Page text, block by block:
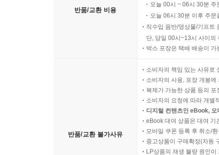
반품/교환 비용
오늘 00시 ~ 06시 30분
오늘 06시 30분 이후 주
직수입 음반/영상물/기프트
단, 당일 00시~13시 사이의
박스 포장은 택배 배송이
반품/교환 불가사유
소비자의 책임 있는 사유로
소비자의 사용, 포장 개봉
복제가 가능한 상품 등의
소비자의 요청에 따라 개별
디지털 컨텐츠인 eBook,
eBook 대여 상품은 대여 기
모바일 쿠폰 등록 후 취소/
중고상품이 구매확정(자동
LP상품의 재생 불량 원인